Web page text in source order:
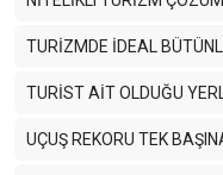
TURİZMDE İDEAL
TURİST AİT OLDUĞU
UÇUŞ REKORU TEK